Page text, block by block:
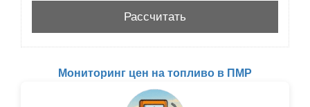
Мониторинг цен на топливо в ПМР